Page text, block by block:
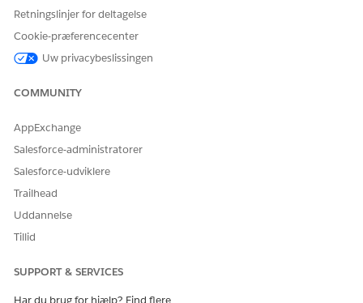
BEMÆRKVurderingsomfanget indeholder alle de
vurderinger, som brugeren tildeler patienten. Brugeren
vurderingerne, men udløbsdatoen må ikke overstige 30
I Send mail-vurderingsforløb skal du klikke på
Vælg det Send mail-vurderingsforløb, der er tilpasset, så
BEMÆRKHvis Send mail-vurderingsforløbet ikke findes
på rullelisten, skal du kontrollere, om det er aktiveret.
Retningslinjer for deltagelse
Cookie-præferencecenter
Uw privacybeslissingen
COMMUNITY
AppExchange
Salesforce-administratorer
Salesforce-udviklere
Trailhead
Uddannelse
Tillid
SUPPORT & SERVICES
Har du brug for hjælp? Find flere